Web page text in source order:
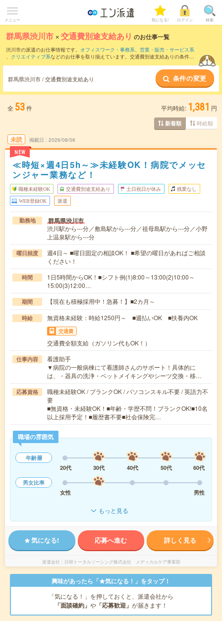
メニュー 気になる! ログイン 検索
群馬県渋川市 ×交通費別途支給あり のお仕事一覧
渋川市の派遣のお仕事情報です。 オフィスワーク・事務系、 営業・販売・サービス系
、 クリエイティブ系などのお仕事を取り揃えています。交通費別途支給ありの条件の
群馬県渋川市 / 交通費別途支給あり 条件の変更
全 53件 平均時給: 1,381 円
新着順 時給順
未読
NEW
掲載日 2026/08/06
≪時短×週4日5h～≫未経験OK！病院でメッセ
ンジャー業務など！
職種未経験OK 交通費別途支給あり 土日祝日が休み 残業なし
WEB登録OK 派遣
勤務地 群馬県渋川市
渋川駅から---分／敷島駅から---分／祖母島駅から---分／小野
上温泉駅から---分
曜日頻度
週4日～ ■曜日固定の相談OK！ ■希望の曜日があればご相談
ください！
時間
1日5時間からOK！■シフト例(1)8:00～13:00(2)10:00～
15:00(3)12:00…
期間 【現在も積極採用中！急募！】■2カ月～
時給 無資格未経験：時給1250円～ ■週払いOK ■扶養内OK
交通費
交通費全額支給（ガソリン代もOK！）
仕事内容
看護助手
▼病院の一般病棟にて看護師さんのサポート！具体的に
は、・器具の洗浄・ベットメイキングやシーツ交換・移…
応募資格
職種未経験OK / ブランクOK / パソコンスキル不要 / 英語力不
要
■無資格・未経験OK！■年齢・学歴不問！ブランクOK!■10名
以上採用予定！■履歴書不要■社会保険完…
職場の雰囲気
年齢層
20代
30代 40代 50代
60代
男女比率
女性
男性
もっと見る
気になる! 応募へ進む 詳しく見る
派遣会社 日研トータルソーシング株式会社 メディカルケア事業部
興味があったら「★気になる！」をタップ！
「気になる！」を押しておくと、派遣会社から
「面談確約」 や 「応募歓迎」 が届きます！